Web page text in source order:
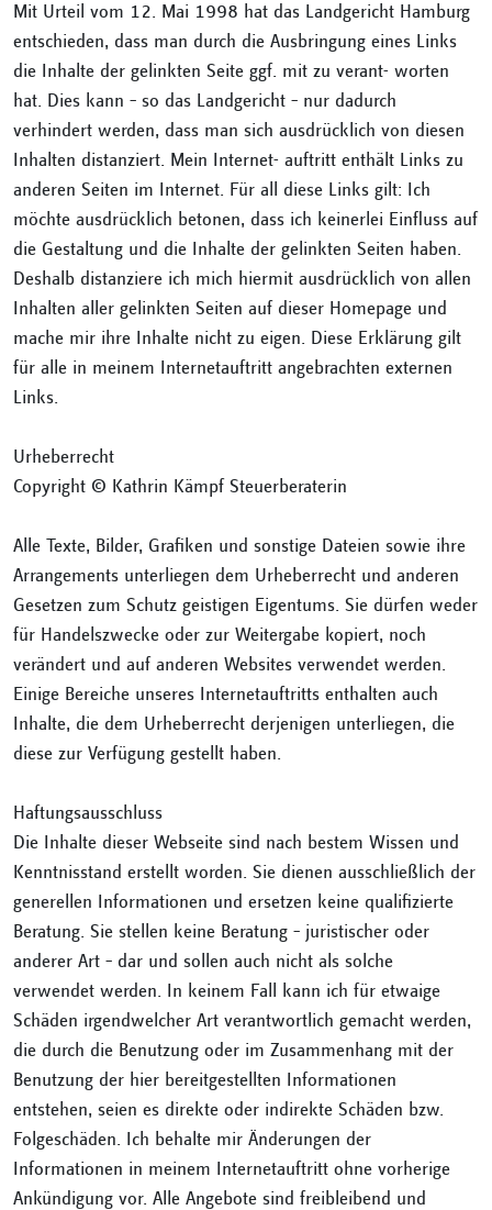
Mit Urteil vom 12. Mai 1998 hat das Landgericht Hamburg
entschieden, dass man durch die Ausbringung eines Links
die Inhalte der gelinkten Seite ggf. mit zu verant- worten
hat. Dies kann – so das Landgericht – nur dadurch
verhindert werden, dass man sich ausdrücklich von diesen
Inhalten distanziert. Mein Internet- auftritt enthält Links zu
anderen Seiten im Internet. Für all diese Links gilt: Ich
möchte ausdrücklich betonen, dass ich keinerlei Einfluss auf
die Gestaltung und die Inhalte der gelinkten Seiten haben.
Deshalb distanziere ich mich hiermit ausdrücklich von allen
Inhalten aller gelinkten Seiten auf dieser Homepage und
mache mir ihre Inhalte nicht zu eigen. Diese Erklärung gilt
für alle in meinem Internetauftritt angebrachten externen
Links.
Urheberrecht
Copyright © Kathrin Kämpf Steuerberaterin
Alle Texte, Bilder, Grafiken und sonstige Dateien sowie ihre
Arrangements unterliegen dem Urheberrecht und anderen
Gesetzen zum Schutz geistigen Eigentums. Sie dürfen weder
für Handelszwecke oder zur Weitergabe kopiert, noch
verändert und auf anderen Websites verwendet werden.
Einige Bereiche unseres Internetauftritts enthalten auch
Inhalte, die dem Urheberrecht derjenigen unterliegen, die
diese zur Verfügung gestellt haben.
Haftungsausschluss
Die Inhalte dieser Webseite sind nach bestem Wissen und
Kenntnisstand erstellt worden. Sie dienen ausschließlich der
generellen Informationen und ersetzen keine qualifizierte
Beratung. Sie stellen keine Beratung – juristischer oder
anderer Art – dar und sollen auch nicht als solche
verwendet werden. In keinem Fall kann ich für etwaige
Schäden irgendwelcher Art verantwortlich gemacht werden,
die durch die Benutzung oder im Zusammenhang mit der
Benutzung der hier bereitgestellten Informationen
entstehen, seien es direkte oder indirekte Schäden bzw.
Folgeschäden. Ich behalte mir Änderungen der
Informationen in meinem Internetauftritt ohne vorherige
Ankündigung vor. Alle Angebote sind freibleibend und